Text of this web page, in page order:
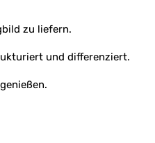
zu liefern.
und differenziert.